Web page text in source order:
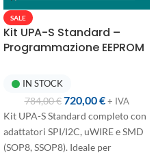
SALE
Kit UPA-S Standard –
Programmazione EEPROM
IN STOCK
784,00€ 720,00€ + IVA
Kit UPA-S Standard completo con
adattatori SPI/I2C, uWIRE e SMD
(SOP8, SSOP8). Ideale per